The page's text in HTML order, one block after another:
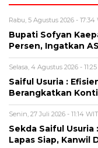
Rabu, 5 Agustus 2026 - 17:34
Bupati Sofyan
Persen, Ingatkan
Selasa, 4 Agustus 2026 -
Saiful Usuria :
Berangkatkan
Senin, 27 Juli 2026 - 11:14
Sekda Saiful Usuria
Lapas Siap, Kanwil